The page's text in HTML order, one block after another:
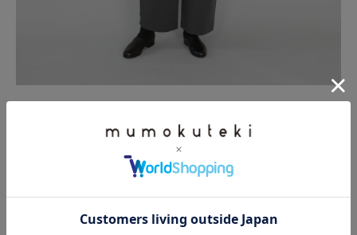
同素材のパンツとのセットアップスタイルもおすすめです。